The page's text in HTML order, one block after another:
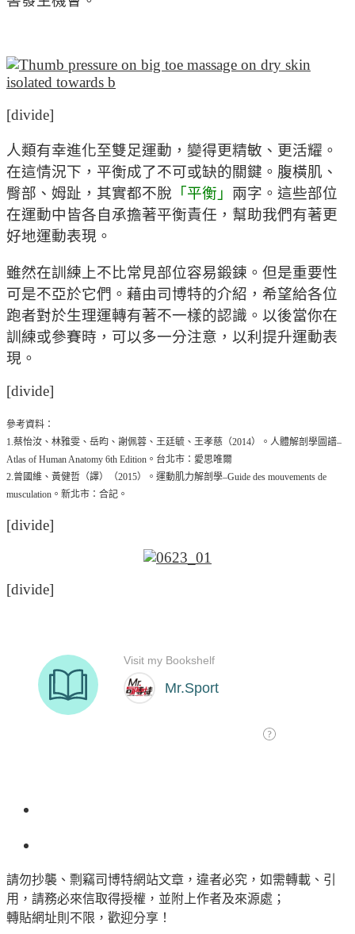
[divide]
人類有幸進化至雙足運動，變得更精敏、更活耀。
在這情況下，平衡成了不可或缺的關鍵。腹橫肌、
臀部、姆趾，其實都不脫 「平衡」 兩字。這些部位
在運動中皆各自承擔著平衡責任，幫助我們有著更
好地運動表現。
雖然在訓練上不比常見部位容易鍛鍊。但是重要性
可是不亞於它們。藉由司博特的介紹，希望給各位
跑者對於生理運轉有著不一樣的認識。以後當你在
訓練或參賽時，可以多一分注意，以利提升運動表
現。
[divide]
參考資料：
1.蔡怡汝、林雅雯、岳昀、謝佩蓉、王廷毓、王孝慈（2014）。人體解剖學圖譜–
Atlas of Human Anatomy 6th Edition。台北市：愛思唯爾
2.曾國維、黃健哲（譯）（2015）。運動肌力解剖學–Guide des mouvements de
musculation。新北市：合記。
[divide]
[divide]
請勿抄襲、剽竊司博特網站文章，違者必究，如需轉載、引
用，請務必來信取得授權，並附上作者及來源處；
轉貼網址則不限，歡迎分享！